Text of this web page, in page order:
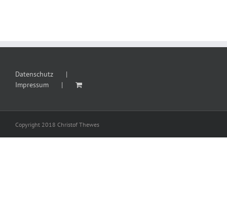
Datenschutz
Impressum
Copyright 2018 Christof Thewes